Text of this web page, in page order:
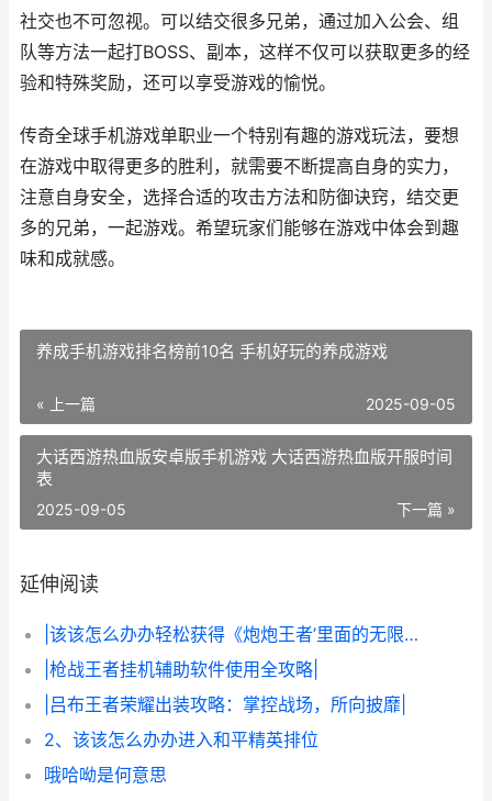
社交也不可忽视。可以结交很多兄弟，通过加入公会、组
队等方法一起打BOSS、副本，这样不仅可以获取更多的经
验和特殊奖励，还可以享受游戏的愉悦。
传奇全球手机游戏单职业一个特别有趣的游戏玩法，要想
在游戏中取得更多的胜利，就需要不断提高自身的实力，
注意自身安全，选择合适的攻击方法和防御诀窍，结交更
多的兄弟，一起游戏。希望玩家们能够在游戏中体会到趣
味和成就感。
养成手机游戏排名榜前10名 手机好玩的养成游戏
« 上一篇 2025-09-05
大话西游热血版安卓版手机游戏 大话西游热血版开服时间
表
下一篇 »
2025-09-05
延伸阅读
|该该怎么办办轻松获得《炮炮王者’里面的无限金币和星星|
|枪战王者挂机辅助软件使用全攻略|
|吕布王者荣耀出装攻略：掌控战场，所向披靡|
2、该该怎么办办进入和平精英排位
哦哈呦是何意思